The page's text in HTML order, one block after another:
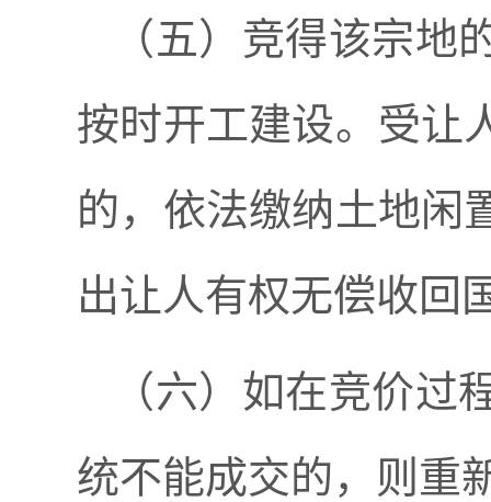
（五）竞得该宗
按时开工建设。受让
的，依法缴纳土地闲
出让人有权无偿收回
（六）如在竞价
统不能成交的，则重